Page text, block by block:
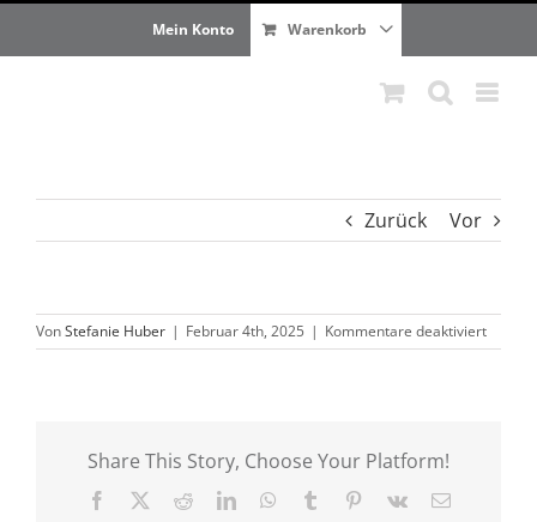
Mein Konto Warenkorb
Zurück Vor
VonStefanie Huber | Februar 4th, 2025 | Kommentare deaktiviertfür
Share This Story, Choose Your Platform!
FacebookRedditLinkedInWhatsApp
TumblrPinterest
Vk E-